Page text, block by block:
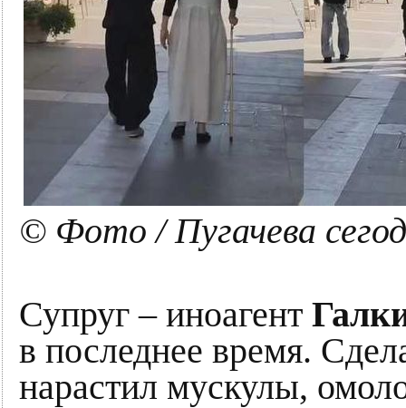
© Фото / Пугачева
Супруг – иноагент
в последнее время.
нарастил мускулы,